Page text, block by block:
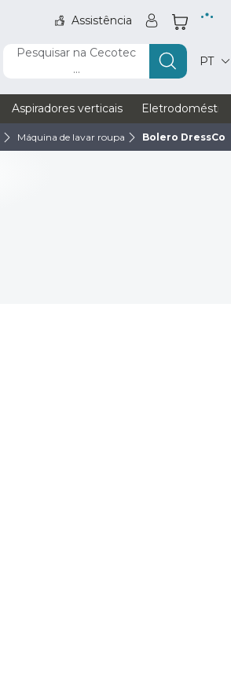
Assistência
Pesquisar na Cecotec
...
PT
Aspiradores verticais
Máquina de lavar roupa Bolero